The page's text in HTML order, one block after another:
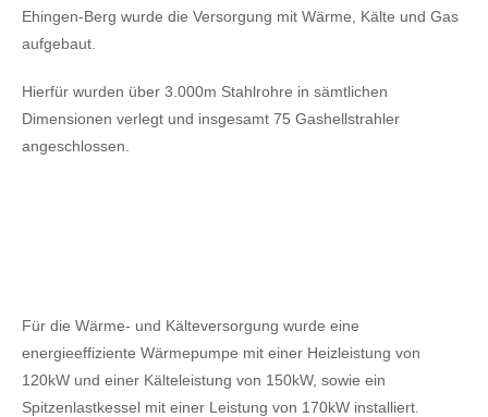
Ehingen-Berg wurde die Versorgung mit Wärme, Kälte und Gas
aufgebaut.
Hierfür wurden über 3.000m Stahlrohre in sämtlichen
Dimensionen verlegt und insgesamt 75 Gashellstrahler
angeschlossen.
Für die Wärme- und Kälteversorgung wurde eine
energieeffiziente Wärmepumpe mit einer Heizleistung von
120kW und einer Kälteleistung von 150kW, sowie ein
Spitzenlastkessel mit einer Leistung von 170kW installiert.